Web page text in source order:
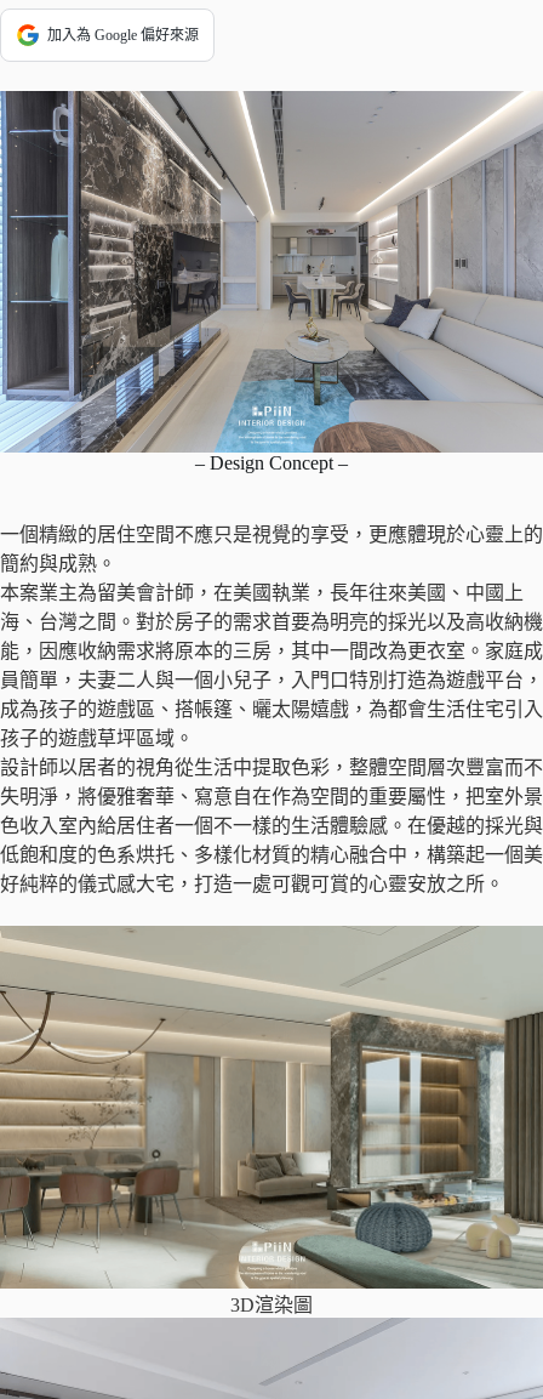
加入為 Google 偏好來源
– Design Concept –
一個精緻的居住空間不應只是視覺的享受，更應體現於心靈上的
簡約與成熟。
本案業主為留美會計師，在美國執業，長年往來美國、中國上
海、台灣之間。對於房子的需求首要為明亮的採光以及高收納機
能，因應收納需求將原本的三房，其中一間改為更衣室。家庭成
員簡單，夫妻二人與一個小兒子，入門口特別打造為遊戲平台，
成為孩子的遊戲區、搭帳篷、曬太陽嬉戲，為都會生活住宅引入
孩子的遊戲草坪區域。
設計師以居者的視角從生活中提取色彩，整體空間層次豐富而不
失明淨，將優雅奢華、寫意自在作為空間的重要屬性，把室外景
色收入室內給居住者一個不一樣的生活體驗感。在優越的採光與
低飽和度的色系烘托、多樣化材質的精心融合中，構築起一個美
好純粹的儀式感大宅，打造一處可觀可賞的心靈安放之所。
3D渲染圖